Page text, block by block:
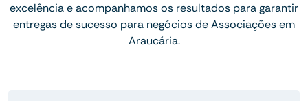
excelência e acompanhamos os resultados para garantir
entregas de sucesso para negócios de Associações em
Araucária.